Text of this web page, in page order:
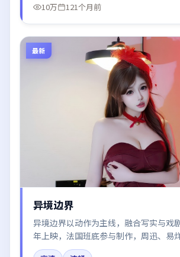
10万
121个月前
最新
异境边界
异境边界以动作为主线，融合写实与戏
年上映，法国班底参与制作，周迅、易
在片中呈现细腻表演，影像风格统一，